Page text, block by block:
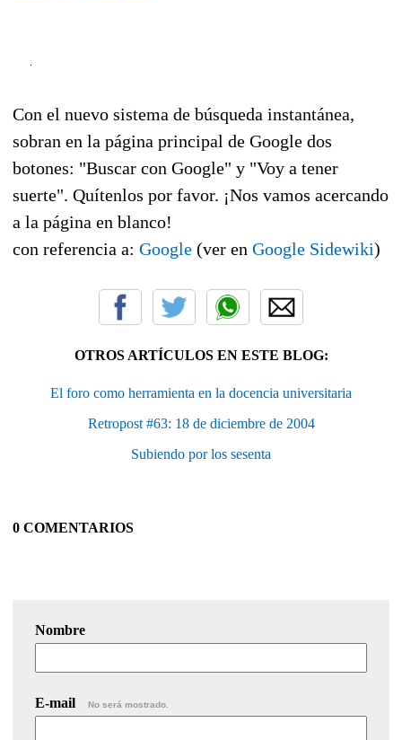
Con el nuevo sistema de búsqueda instantánea,
sobran en la página principal de Google dos
botones: "Buscar con Google" y "Voy a tener
suerte". Quítenlos por favor. ¡Nos vamos acercando
a la página en blanco!
con referencia a: Google (ver en Google Sidewiki)
OTROS ARTÍCULOS EN ESTE BLOG:
El foro como herramienta en la docencia universitaria
Retropost #63: 18 de diciembre de 2004
Subiendo por los sesenta
0 COMENTARIOS
Nombre
E-mail No será mostrado.